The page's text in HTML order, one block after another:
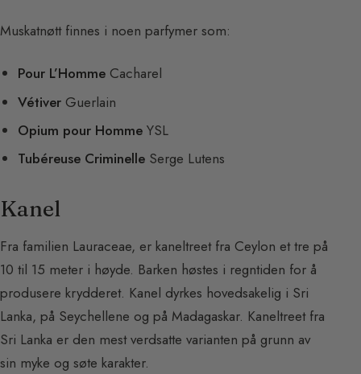
Muskatnøtt finnes i noen parfymer som:
Pour L’Homme Cacharel
Vétiver Guerlain
Opium pour Homme YSL
Tubéreuse Criminelle Serge Lutens
Kanel
Fra familien Lauraceae, er kaneltreet fra Ceylon et tre på
10 til 15 meter i høyde. Barken høstes i regntiden for å
produsere krydderet. Kanel dyrkes hovedsakelig i Sri
Lanka, på Seychellene og på Madagaskar. Kaneltreet fra
Sri Lanka er den mest verdsatte varianten på grunn av
sin myke og søte karakter.